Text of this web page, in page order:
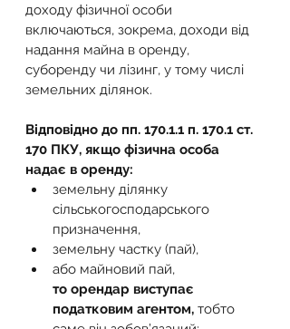
доходу фізичної особи
включаються, зокрема, доходи від
надання майна в оренду,
суборенду чи лізинг, у тому числі
земельних ділянок.
Відповідно до пп. 170.1.1 п. 170.1 ст.
170 ПКУ, якщо фізична особа
надає в оренду:
земельну ділянку
сільськогосподарського
призначення,
земельну частку (пай),
або майновий пай,
то орендар виступає
податковим агентом, тобто